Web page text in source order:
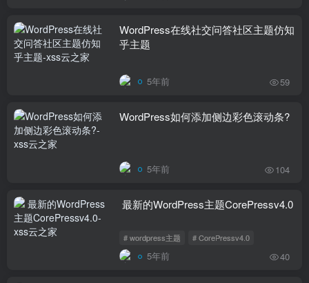
WordPress在线社交问答社区主题仿知
乎主题
5年前 59
WordPress如何添加侧边彩色滚动条?
5年前 104
最新的WordPress主题CorePressv4.0
# wordpress主题 # CorePressv4.0
5年前 40